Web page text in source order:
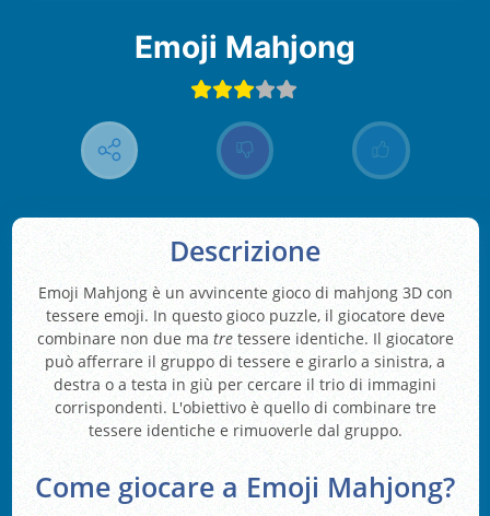
Emoji Mahjong
Descrizione
Emoji Mahjong è un avvincente gioco di mahjong 3D con
tessere emoji. In questo gioco puzzle, il giocatore deve
combinare non due ma tretessere identiche. Il giocatore
può afferrare il gruppo di tessere e girarlo a sinistra, a
destra o a testa in giù per cercare il trio di immagini
corrispondenti. L'obiettivo è quello di combinare tre
tessere identiche e rimuoverle dal gruppo.
Come giocare a Emoji Mahjong?